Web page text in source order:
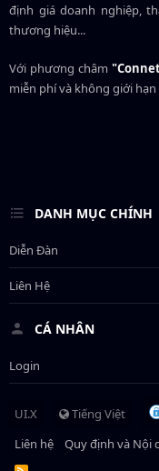
định giá doanh nghiệp,
thương hiệu...
Với phương châm
miễn phí và không giới
DANH MỤC CHÍNH
Diễn Đàn
Liên Hệ
CÁ NHÂN
Login
UI.X
Tiếng Việt
Liên hệ
Quy định và Nội